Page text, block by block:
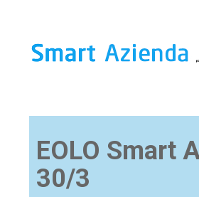
EOLO Smart
30/3